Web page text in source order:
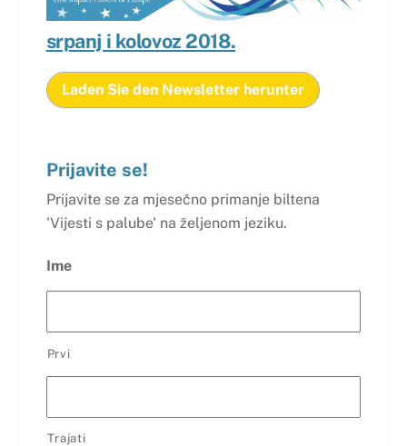
srpanj i kolovoz 2018.
Laden Sie den Newsletter herunter
Prijavite se!
Prijavite se za mjesečno primanje biltena
'Vijesti s palube' na željenom jeziku.
Ime
Prvi
Trajati